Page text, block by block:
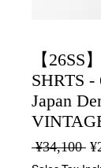
【26SS
SHRTS
Japan
¥34,100